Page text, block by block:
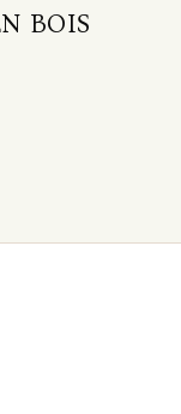
BOIS